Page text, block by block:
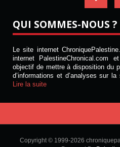
QUI SOMMES-NOUS ?
Le site internet
internet
objectif de mettre à disposition du
d’informations et d’analyses sur
Lire la suite
Copyright © 1999-2026